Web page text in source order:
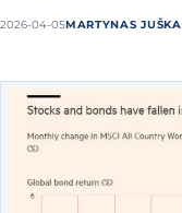
2026-04-05MARTYNAS JUŠKA